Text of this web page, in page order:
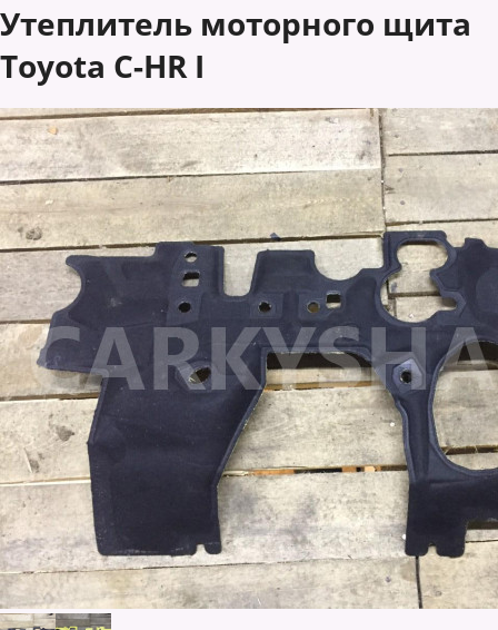
Утеплитель моторного щита
Toyota C-HR I